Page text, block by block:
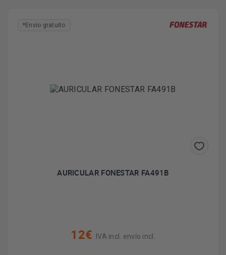
*Envío gratuito
AURICULAR FONESTAR FA491B
12€ IVA incl. envío incl.